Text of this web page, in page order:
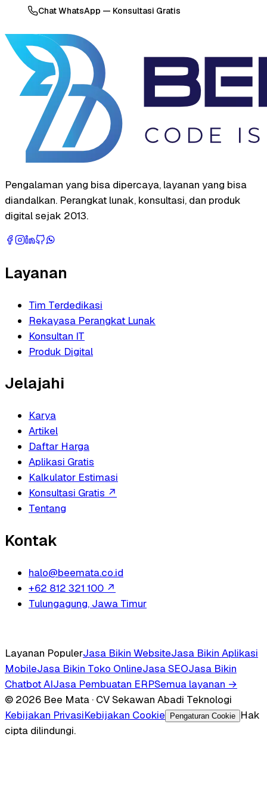
Chat WhatsApp — Konsultasi Gratis
Pengalaman yang bisa dipercaya, layanan yang bisa
diandalkan. Perangkat lunak, konsultasi, dan produk
digital sejak 2013.
Layanan
Tim Terdedikasi
Rekayasa Perangkat Lunak
Konsultan IT
Produk Digital
Jelajahi
Karya
Artikel
Daftar Harga
Aplikasi Gratis
Kalkulator Estimasi
Konsultasi Gratis ↗
Tentang
Kontak
halo@beemata.co.id
+62 812 321 100 ↗
Tulungagung, Jawa Timur
Layanan PopulerJasa Bikin WebsiteJasa Bikin Aplikasi
MobileJasa Bikin Toko OnlineJasa SEOJasa Bikin
Chatbot AIJasa Pembuatan ERPSemua layanan →
© 2026 Bee Mata · CV Sekawan Abadi Teknologi
Kebijakan PrivasiKebijakan Cookie Pengaturan Cookie
Hak
cipta dilindungi.